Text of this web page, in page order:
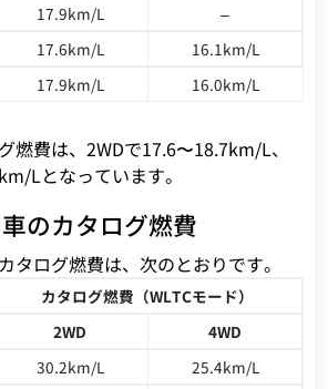
17.9km/L
–
17.6km/L
16.1km/L
17.9km/L 16.0km/L
燃費は、2WDで17.6〜18.7km/L、
Lとなっています。
のカタログ燃費
タログ燃費は、次のとおりです。
カタログ燃費（WLTCモード）
2WD
4WD
30.2km/L
25.4km/L